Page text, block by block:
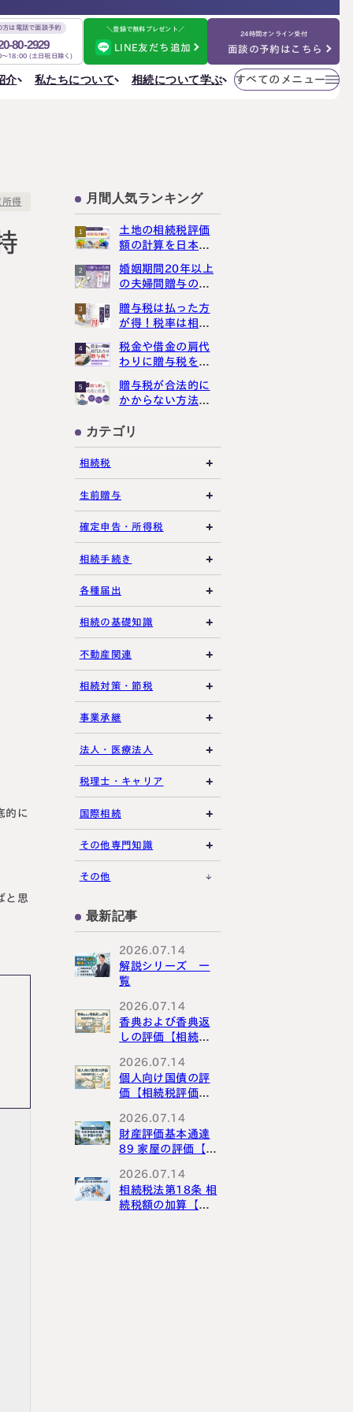
方は電話で面談予約
80-2929
18:00 (土日祝日除く)
＼登録で無料プレゼント／
LINE友だち追加
24時間オンライン受付
面談の予約はこちら
介
表
私たちについて
大阪府大阪市北区角田町8番47号
阪急グランドビル20階
〒330-0854
埼玉県さいたま市大宮区桜木町一丁目195番地1
大宮ソラミチKOZ4階
Access
相続について学ぶ すべてのメニュー
メニューを
閉じる
大阪事務所
大宮事務所
その他のメニュー
採用サイト
お知らせ
社員日記
登録で無料プレゼント
得
的に
と思
月間人気ランキング
1
土地の相続税評価
額の計算を日本一
しました
2
婚姻期間20年以上
の夫婦間贈与の特
まっせ
3
贈与税は払った方
が得！税率は相続
です！
4
税金や借金の肩代
わりに贈与税をか
ポイント
5
贈与税が合法的に
かからない方法３
もばれる？】
カテゴリ
相続税
相続税の基礎知識
税務調査・申告実務
各種控除・特例
生前贈与
贈与税の基礎知識
贈与の特例制度
生前贈与
その他贈与関連
確定申告・所得税
譲渡所得
その他所得税
相続手続き
遺言書
遺留分
遺産分割
相続登記・名義変更
相続放棄・限定承認
相続手続き全般
各種届出
税金の納付
死亡届・届出関連
延納・物納
相続の基礎知識
法定相続人・法定相続
分
相続財産
特別縁故者
特別受益・寄与分
不動産関連
建物・マンション評価
土地の評価
借地権・貸家
その他不動産
相続対策・節税
養子縁組・家族信託
生命保険活用
小規模企業共済
不動産活用
その他の相続対策
事業承継
非上場株式評価
自己株式・株式取得
種類株式・名義株
役員関連
事業承継税制
M&A・株式承継
法人・医療法人
社団法人
合同会社・持分会社
医療法人
税理士・キャリア
税理士選び・相談
税理士試験
税理士キャリア
採用・福利厚生
国際相続
米国関連
海外不動産
国際相続の基礎
その他専門知識
事例紹介
プロ向け情報
その他
最新記事
2026.07.14
解説シリーズ 一
覧
2026.07.14
香典および香典返
しの評価【相続税
2026.07.14
個人向け国債の評
価【相続税評価シ
2026.07.14
財産評価基本通達
89 家屋の評価【財
説シリーズ】
2026.07.14
相続税法第18条 相
続税額の加算【相